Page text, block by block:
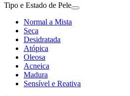
Tipo e Estado de Pele
Normal a Mista
Seca
Desidratada
Atópica
Oleosa
Acneica
Madura
Sensível e Reativa